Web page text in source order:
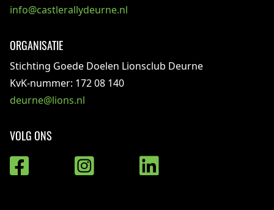
info@castlerallydeurne.nl
ORGANISATIE
Stichting Goede Doelen Lionsclub Deurne
KvK-nummer: 172 08 140
deurne@lions.nl
VOLG ONS